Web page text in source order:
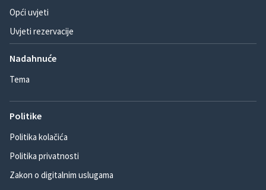
Opći uvjeti
Uvjeti rezervacije
Nadahnuće
Tema
Politike
Politika kolačića
Politika privatnosti
Zakon o digitalnim uslugama